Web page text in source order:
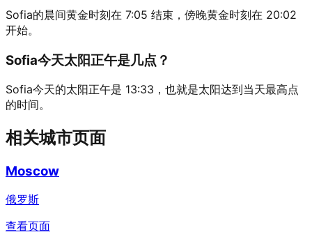
Sofia的晨间黄金时刻在 7:05 结束，傍晚黄金时刻在 20:02
开始。
Sofia今天太阳正午是几点？
Sofia今天的太阳正午是 13:33，也就是太阳达到当天最高点
的时间。
相关城市页面
Moscow
俄罗斯
查看页面